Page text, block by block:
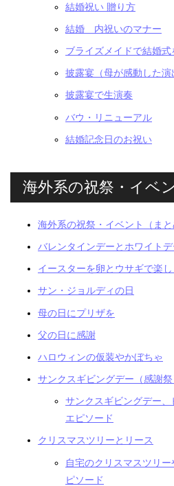
結婚祝い 贈り方
結婚 内祝いのマナー
ブライズメイドで結婚式
披露宴（母が感動した演
披露宴で生演奏
バウ・リニューアル
結婚記念日のお祝い
海外系の祝祭・イベ
海外系の祝祭・イベント（まと
バレンタインデーとホワイトデ
イースターを卵とウサギで楽し
サン・ジョルディの日
母の日にプリザを
父の日に感謝
ハロウィンの仮装やかぼちゃ
サンクスギビングデー（感謝祭
サンクスギビングデー
エピソード
クリスマスツリーとリース
自宅のクリスマスツリ
ピソード